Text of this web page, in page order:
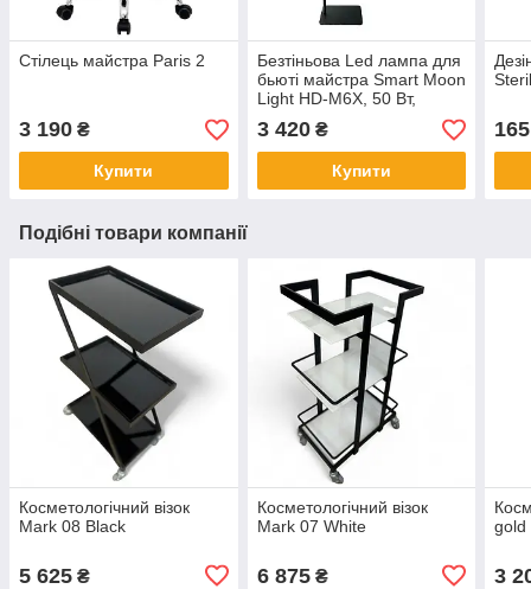
Стілець майстра Paris 2
3 190 ₴
Купити
Безтіньова Led лампа для
бьюті майстра Smart Moon
Light HD-M6X, 50 Вт,
чорна
3 420₴
Купити
165
Подібні товари компанії
Косметологічний візок
Mark 08 Black
5 625 ₴
Косметологічний візок
Mark 07 White
6 875₴
gold
3